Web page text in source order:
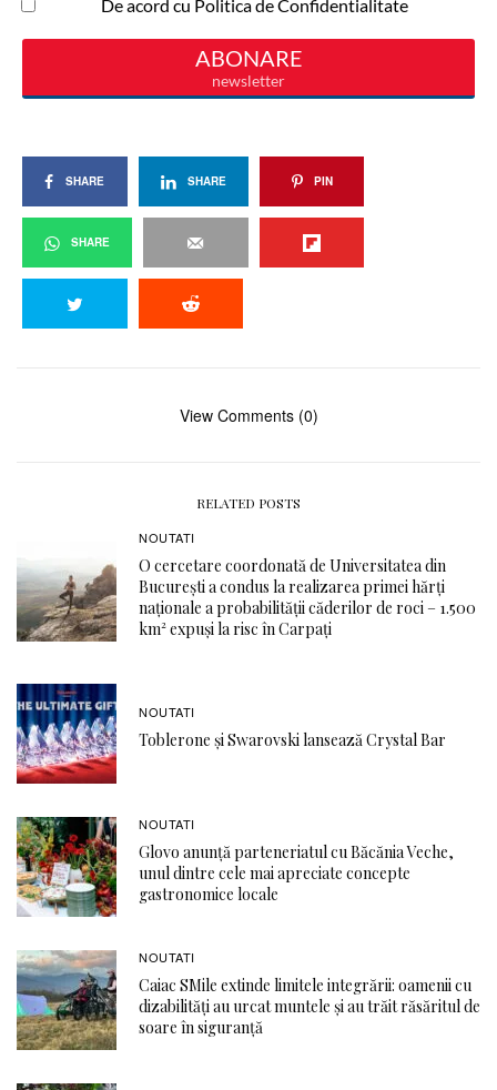
SHARE SHARE PIN
SHARE
View Comments (0)
RELATED POSTS
NOUTATI
O cercetare coordonată de Universitatea din
București a condus la realizarea primei hărți
naționale a probabilității căderilor de roci – 1.500
km² expuși la risc în Carpați
NOUTATI
Toblerone și Swarovski lansează Crystal Bar
NOUTATI
Glovo anunță parteneriatul cu Băcănia Veche,
unul dintre cele mai apreciate concepte
gastronomice locale
NOUTATI
Caiac SMile extinde limitele integrării: oamenii cu
dizabilități au urcat muntele și au trăit răsăritul de
soare în siguranță